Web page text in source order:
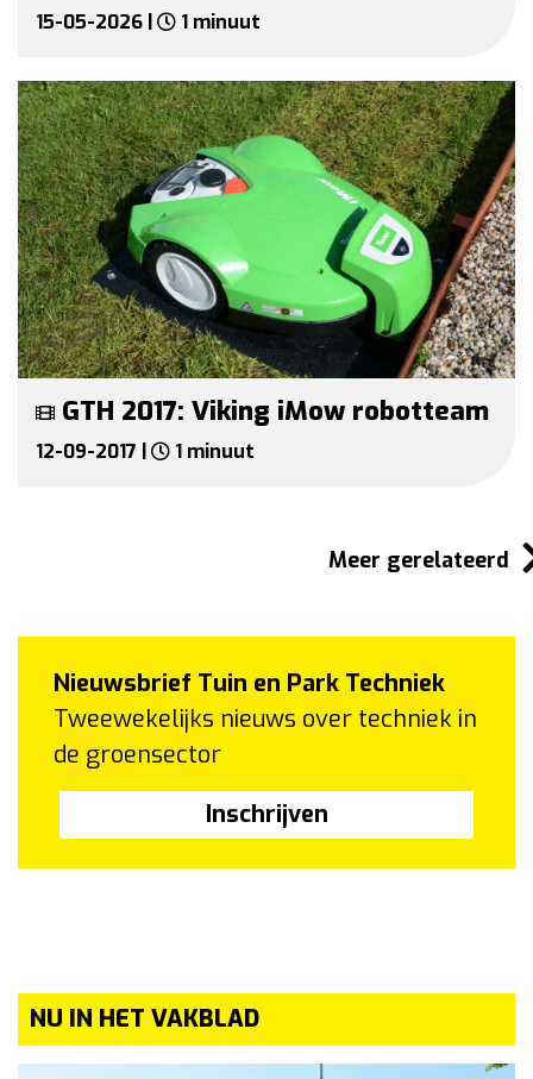
15-05-2026 | 1 minuut
GTH 2017: Viking iMow robotteam
12-09-2017 | 1 minuut
Meer gerelateerd
Nieuwsbrief Tuin en Park Techniek
Tweewekelijks nieuws over techniek in
de groensector
Inschrijven
NU IN HET VAKBLAD